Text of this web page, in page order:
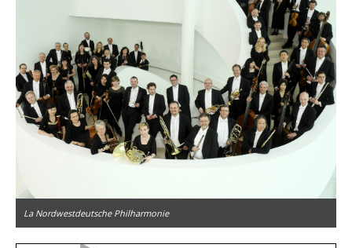
La Nordwestdeutsche Philharmonie